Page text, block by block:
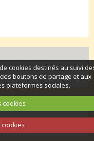
cookies destinés au suivi
boutons de partage et aux
plateformes sociales.
cookies
cookies